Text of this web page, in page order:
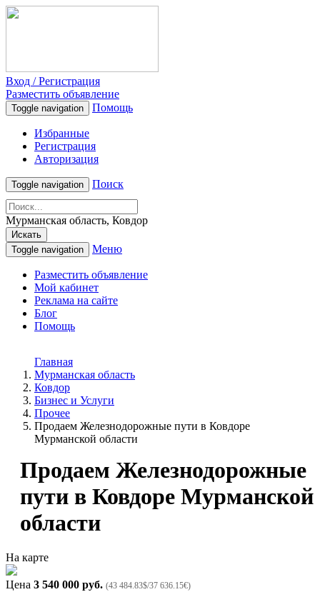
Вход / Регистрация
Разместить объявление
Toggle navigation Помощь
Избранные
Регистрация
Авторизация
Toggle navigation Поиск
Мурманская область, Ковдор
Искать
Toggle navigation
Меню
Разместить объявление
Мой кабинет
Реклама на сайте
Блог
Помощь
Главная
Мурманская область
Ковдор
Бизнес и Услуги
Прочее
Продаем Железнодорожные пути в Ковдоре
Мурманской области
Продаем Железнодорожные
пути в Ковдоре Мурманской
области
На карте
Цена 3 540 000 руб. (43 484.83$/37 636.15€)